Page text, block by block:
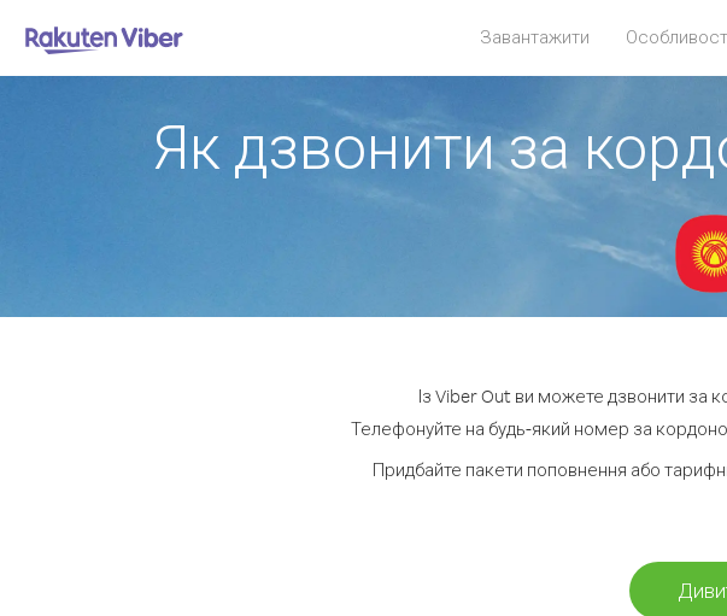
Завантажити
Як дзвонити за
Із Viber Out ви можете дзвонити за
Телефонуйте на будь-який номер за
Придбайте пакети поповнення або